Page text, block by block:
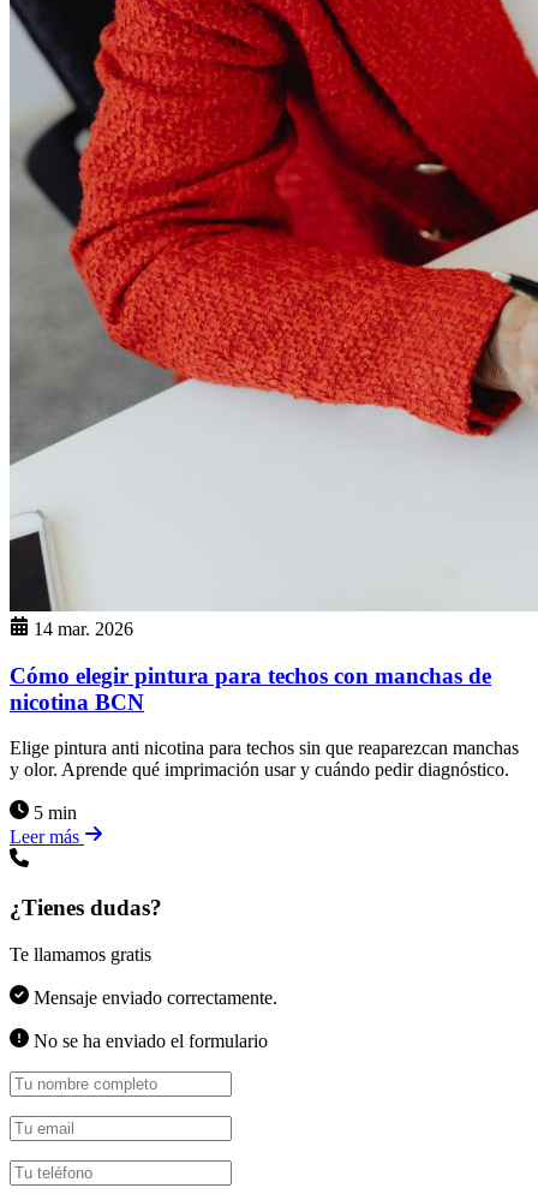
14 mar. 2026
Cómo elegir pintura para techos con manchas de
nicotina BCN
Elige pintura anti nicotina para techos sin que reaparezcan manchas
y olor. Aprende qué imprimación usar y cuándo pedir diagnóstico.
5 min
Leer más
¿Tienes dudas?
Te llamamos gratis
Mensaje enviado correctamente.
No se ha enviado el formulario